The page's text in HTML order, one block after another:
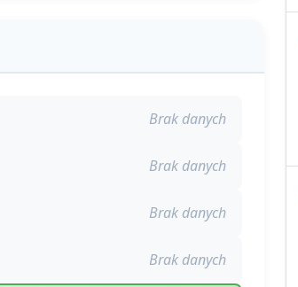
Brak danych
Brak danych
Brak danych
Brak danych